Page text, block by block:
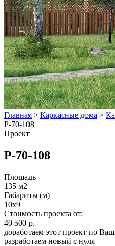
Главная > Каркасные дома >
Р-70-108
Проект
Р-70-108
Площадь
135 м2
Габариты (м)
10x9
Стоимость проекта от:
40 500 р.
доработаем этот проект по
разработаем новый с нуля